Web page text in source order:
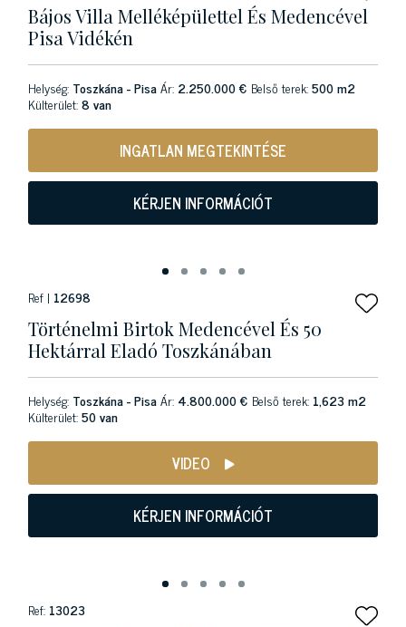
Bájos Villa Melléképülettel És Medencével
Pisa Vidékén
Helység: Toszkána - PisaÁr: 2.250.000 € Belső terek:500 m2
Külterület:8 van
INGATLAN MEGTEKINTÉSE
KÉRJEN INFORMÁCIÓT
Ref | 12698
Történelmi Birtok Medencével És 50
Hektárral Eladó Toszkánában
Helység: Toszkána - PisaÁr: 4.800.000 € Belső terek: 1,623 m2
Külterület:50 van
VIDEO
KÉRJEN INFORMÁCIÓT
Ref: 13023